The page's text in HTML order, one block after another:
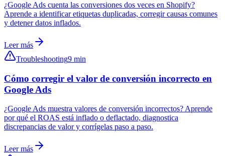
¿Google Ads cuenta las conversiones dos veces en Shopify?
Aprende a identificar etiquetas duplicadas, corregir causas comunes
y detener datos inflados.
Leer más
Troubleshooting9 min
Cómo corregir el valor de conversión incorrecto en
Google Ads
¿Google Ads muestra valores de conversión incorrectos? Aprende
por qué el ROAS está inflado o deflactado, diagnostica
discrepancias de valor y corrígelas paso a paso.
Leer más